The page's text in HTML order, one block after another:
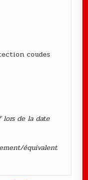
coudes
lors de la date
équivalent